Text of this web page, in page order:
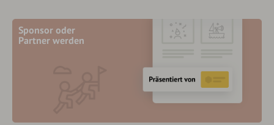
Sponsor oder
Partner werden